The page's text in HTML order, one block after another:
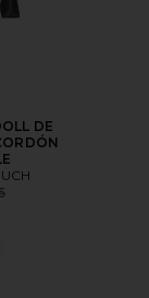
DE
price:
TOP SIN MANGAS